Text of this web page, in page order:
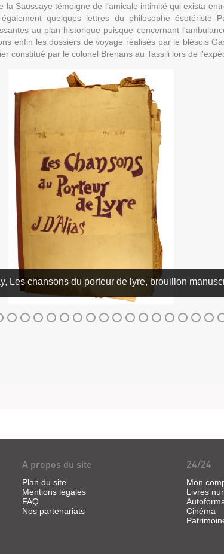
la Saussaye témoigne de l'amicale intimité qui exista
quelques lettres du philosophe ésotériste
au plan historique puisque concernant
enfin les dossiers de voyage réalisés par le blésois
constitué par le colonel Brenans au Tassili lors de
Les chansons du porteur de lyre, brouillon
A propos du site
Plan du site
Mentions légales
FAQ
Nos partenariats
24/24
Mon
Livres
Cinéma